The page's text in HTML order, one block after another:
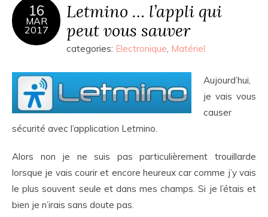
16
MAR
2017
Letmino … l’appli qui
peut vous sauver
categories: Electronique, Matériel
Aujourd’hui,
je vais vous
causer
sécurité avec l’application Letmino.
Alors non je ne suis pas particulièrement trouillarde
lorsque je vais courir et encore heureux car comme j’y vais
le plus souvent seule et dans mes champs. Si je l’étais et
bien je n’irais sans doute pas.